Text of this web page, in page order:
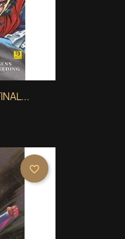
favorite_border